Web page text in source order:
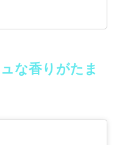
な香りがたま